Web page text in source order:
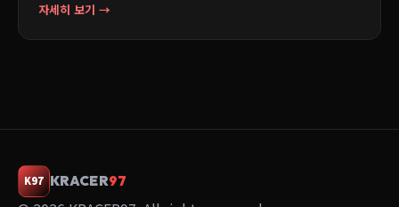
자세히 보기 →
K97 KRACER97